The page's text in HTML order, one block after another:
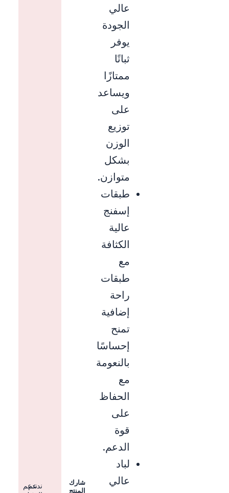
عالي
الجودة
يوفر
ثباتًا
ممتازًا
ويساعد
على
توزيع
الوزن
بشكل
متوازن.
طبقات
إسفنج
عالية
الكثافة
مع
طبقات
راحة
إضافية
تمنح
إحساسًا
بالنعومة
مع
الحفاظ
على
قوة
الدعم.
لباد
عالي
شارك
المنتج
ندعم
ندعم